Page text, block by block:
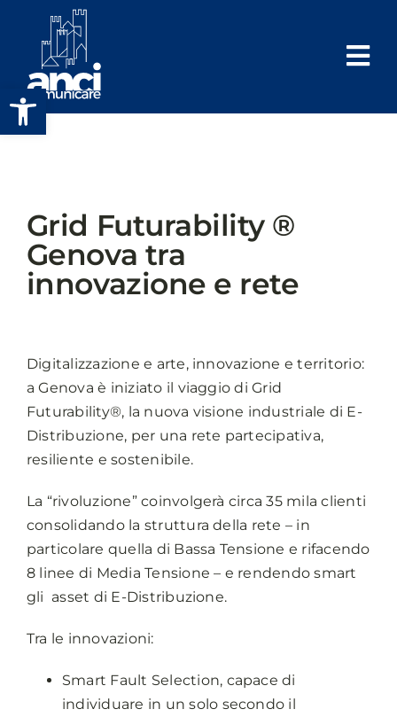
Apri la barra degli strumenti
contenuto
Grid Futurability ®
Genova tra
innovazione e rete
Digitalizzazione e arte, innovazione e territorio:
a Genova è iniziato il viaggio di Grid
Futurability®, la nuova visione industriale di E-
Distribuzione, per una rete partecipativa,
resiliente e sostenibile.
La “rivoluzione” coinvolgerà circa 35 mila clienti
consolidando la struttura della rete – in
particolare quella di Bassa Tensione e rifacendo
8 linee di Media Tensione – e rendendo smart
gli asset di E-Distribuzione.
Tra le innovazioni:
Smart Fault Selection, capace di
individuare in un solo secondo il